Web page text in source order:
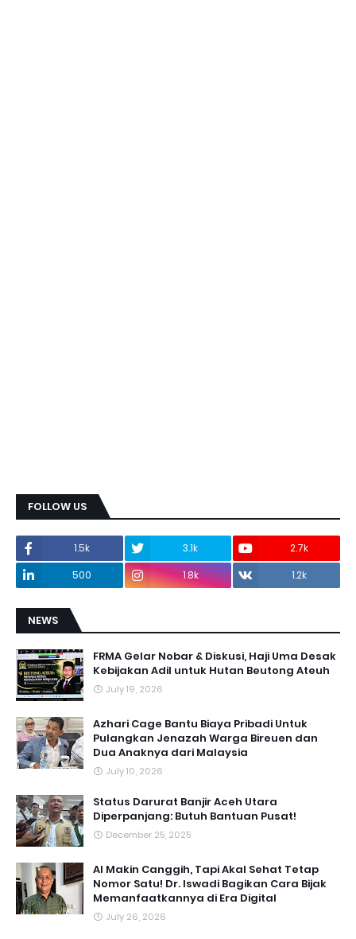
FOLLOW US
1.5k 3.1k
2.7k
500
1.8k 1.2k
NEWS
FRMA Gelar Nobar & Diskusi, Haji Uma Desak
Kebijakan Adil untuk Hutan Beutong Ateuh
July 19, 2026
Azhari Cage Bantu Biaya Pribadi Untuk
Pulangkan Jenazah Warga Bireuen dan
Dua Anaknya dari Malaysia
July 10, 2026
Status Darurat Banjir Aceh Utara
Diperpanjang: Butuh Bantuan Pusat!
December 25, 2025
AI Makin Canggih, Tapi Akal Sehat Tetap
Nomor Satu! Dr. Iswadi Bagikan Cara Bijak
Memanfaatkannya di Era Digital
July 26, 2026